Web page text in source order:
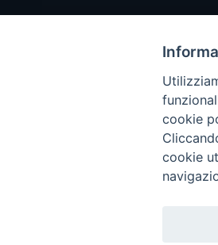
Copyright © 2019 - Tutti i
cookie
cookie